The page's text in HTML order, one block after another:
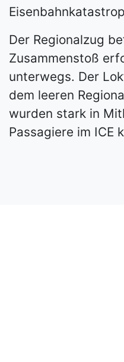
Der Regionalzug
Zusammenstoß
unterwegs. Der
dem leeren
wurden stark in
Passagiere im ICE